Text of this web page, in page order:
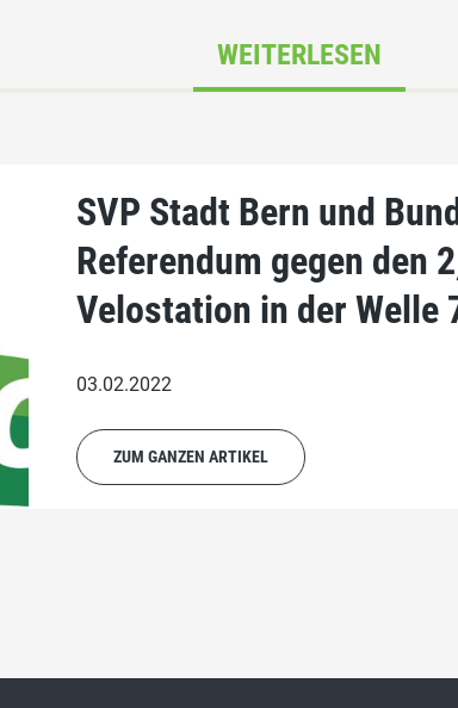
WEITERLESEN
SVP Stadt Bern und
Referendum gegen den
Velostation in der Welle
03.02.2022
ZUM GANZEN ARTIKEL